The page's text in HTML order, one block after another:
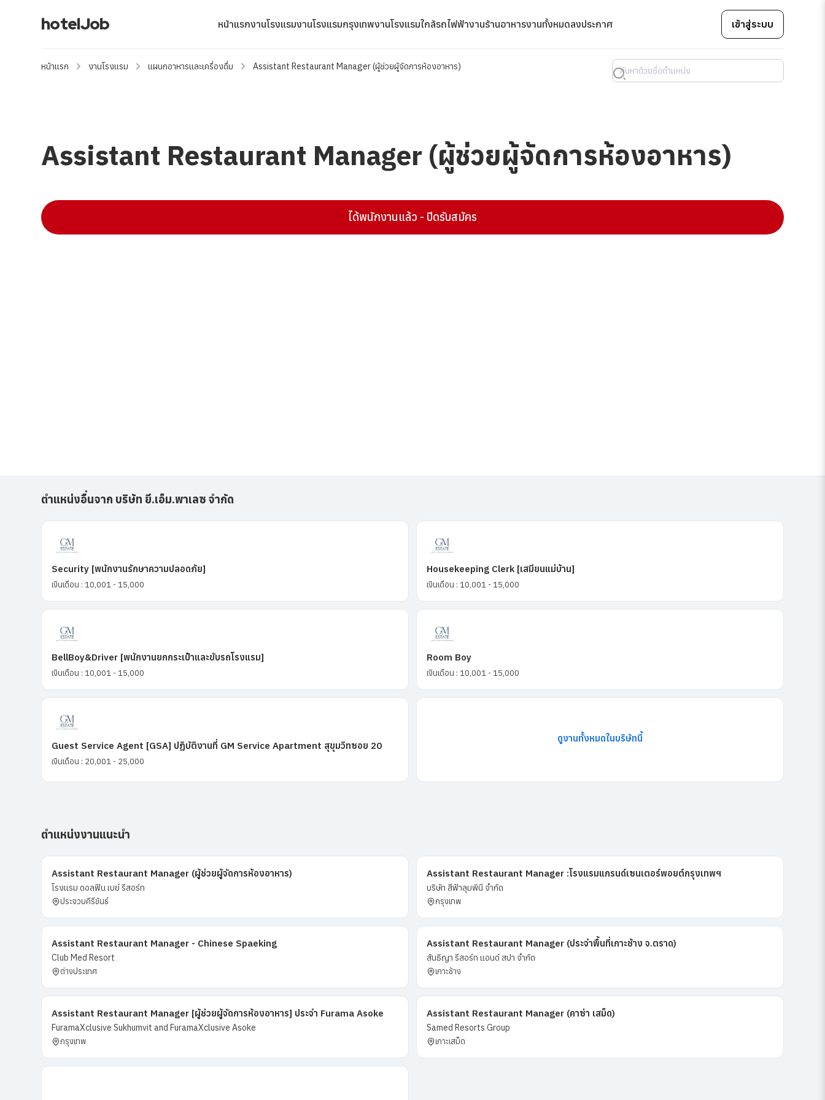
hotelJob หน้าแรกงานโรงแรมงานโรงแรมกรุงเทพงานโรงแรมใกล้รถไฟฟ้างานร้านอาหารงานทั้งหมดลงประกาศ เข้าสู่ระบบ
หน้าแรก งานโรงแรม แผนกอาหารและเครื่องดื่ม Assistant Restaurant Manager (ผู้ช่วยผู้จัดการห้องอาหาร)
Assistant Restaurant Manager (ผู้ช่วยผู้จัดการห้องอาหาร)
ได้พนักงานแล้ว - ปิดรับสมัคร
ตำแหน่งอื่นจาก บริษัท ยี.เอ็ม.พาเลซ จำกัด
Security [พนักงานรักษาความปลอดภัย]
เงินเดือน : 10,001 - 15,000
Housekeeping Clerk [เสมียนแม่บ้าน]
เงินเดือน : 10,001 - 15,000
BellBoy&Driver [พนักงานยกกระเป๋าและขับรถโรงแรม]
เงินเดือน : 10,001 - 15,000
Room Boy
เงินเดือน : 10,001 - 15,000
Guest Service Agent [GSA] ปฏิบัติงานที่ GM Service Apartment สุขุมวิทซอย 20
เงินเดือน : 20,001 - 25,000
ดูงานทั้งหมดในบริษัทนี้
ตำแหน่งงานแนะนำ
Assistant Restaurant Manager (ผู้ช่วยผู้จัดการห้องอาหาร)
โรงแรม ดอลฟิน เบย์ รีสอร์ท
ประจวบคีรีขันธ์
Assistant Restaurant Manager :โรงแรมแกรนด์เซนเตอร์พอยต์กรุงเทพฯ
บริษัท สีฟ้าลุมพินี จำกัด
กรุงเทพ
Assistant Restaurant Manager - Chinese Spaeking
Club Med Resort
ต่างประเทศ
Assistant Restaurant Manager (ประจำพื้นที่เกาะช้าง จ.ตราด)
สันธิญา รีสอร์ท แอนด์ สปา จำกัด
เกาะช้าง
Assistant Restaurant Manager [ผู้ช่วยผู้จัดการห้องอาหาร] ประจำ Furama Asoke
FuramaXclusive Sukhumvit and FuramaXclusive Asoke
กรุงเทพ
Assistant Restaurant Manager (คาซ่า เสม็ด)
Samed Resorts Group
เกาะเสม็ด